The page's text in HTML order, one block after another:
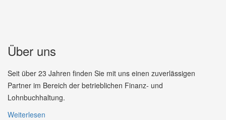
Über uns
Seit über 23 Jahren finden Sie mit uns einen zuverlässigen
Partner im Bereich der betrieblichen Finanz- und
Lohnbuchhaltung.
Weiterlesen